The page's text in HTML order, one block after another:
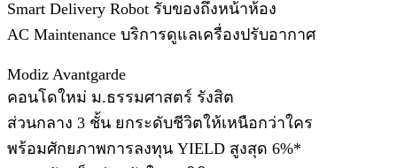
Smart Delivery Robot รับของถึงหน้าห้อง
AC Maintenance บริการดูแลเครื่องปรับอากาศ
Modiz Avantgarde
คอนโดใหม่ ม.ธรรมศาสตร์ รังสิต​
ส่วนกลาง 3 ชั้น ยกระดับชีวิตให้เหนือกว่าใคร
พร้อมศักยภาพการลงทุน YIELD สูงสุด 6%*